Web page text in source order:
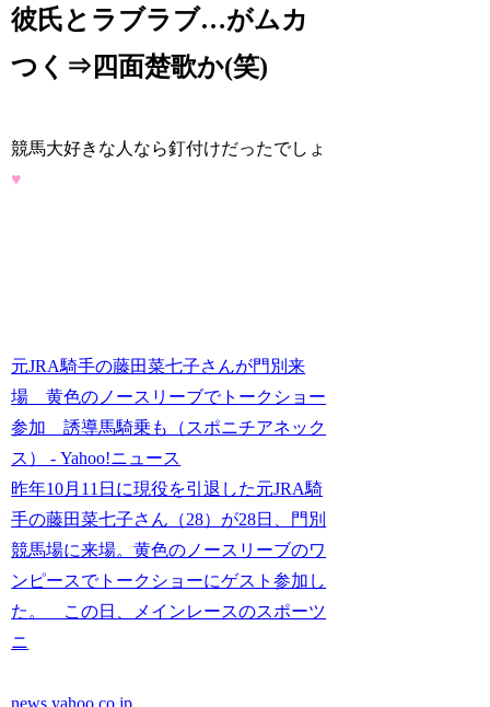
彼氏とラブラブ…がムカ
つく⇒四面楚歌か(笑)
競馬大好きな人なら釘付けだったでしょ
♥
元JRA騎手の藤田菜七子さんが門別来
場 黄色のノースリーブでトークショー
参加 誘導馬騎乗も（スポニチアネック
ス） - Yahoo!ニュース
昨年10月11日に現役を引退した元JRA騎
手の藤田菜七子さん（28）が28日、門別
競馬場に来場。黄色のノースリーブのワ
ンピースでトークショーにゲスト参加し
た。 この日、メインレースのスポーツ
ニ